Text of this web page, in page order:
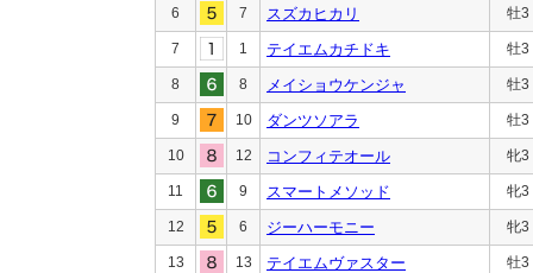
6 7 スズカヒカリ 牡3
7 1 テイエムカチドキ 牡3
8 8 メイショウケンジャ 牡3
9 10 ダンツソアラ 牡3
10 12 コンフィテオール 牝3
11 9 スマートメソッド 牝3
12 6 ジーハーモニー 牝3
13 13 テイエムヴァスター 牡3